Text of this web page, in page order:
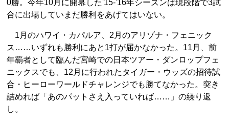
0勝。今年10月に開幕した'15-'16年シーズンは現段階で3試
合に出場していまだ勝利をあげてはいない。
1月のハワイ・カパルア、2月のアリゾナ・フェニック
ス……いずれも勝利にあと1打が届かなかった。11月、前
年覇者として臨んだ宮崎での日本ツアー・ダンロップフェ
ニックスでも、12月に行われたタイガー・ウッズの招待試
合・ヒーローワールドチャレンジでも勝てなかった。突き
詰めれば「あのパットさえ入っていれば……」の繰り返
し。